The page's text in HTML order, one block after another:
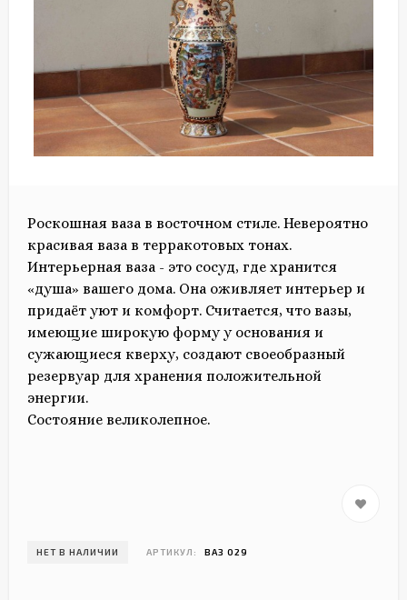
Роскошная ваза в восточном стиле. Невероятно
красивая ваза в терракотовых тонах.
Интерьерная ваза - это сосуд, где хранится
«душа» вашего дома. Она оживляет интерьер и
придаёт уют и комфорт. Считается, что вазы,
имеющие широкую форму у основания и
сужающиеся кверху, создают своеобразный
резервуар для хранения положительной
энергии.
Состояние великолепное.
НЕТ В НАЛИЧИИ АРТИКУЛ: ВАЗ 029